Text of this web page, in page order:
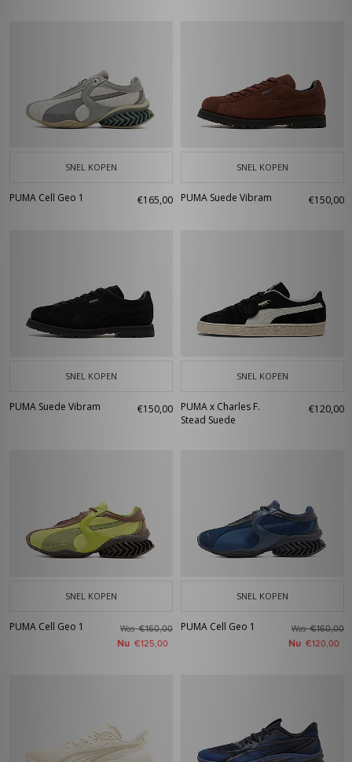
SNEL KOPEN
PUMA Cell Geo 1 €165,00
SNEL KOPEN
PUMA Suede Vibram €150,00
SNEL KOPEN
PUMA Suede Vibram €150,00
SNEL KOPEN
PUMA x Charles F.
Stead Suede
€120,00
SNEL KOPEN
PUMA Cell Geo 1 Was€160,00
Nu €125,00
SNEL KOPEN
PUMA Cell Geo 1 Was€160,00
Nu €120,00